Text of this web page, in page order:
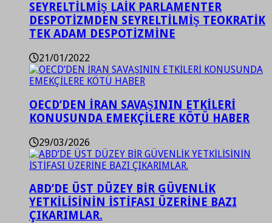
SEYRELTİLMİŞ LAİK PARLAMENTER
DESPOTİZMDEN SEYRELTİLMİŞ TEOKRATİK
TEK ADAM DESPOTİZMİNE
21/01/2022
OECD’DEN İRAN SAVAŞININ ETKİLERİ
KONUSUNDA EMEKÇİLERE KÖTÜ HABER
29/03/2026
ABD’DE ÜST DÜZEY BİR GÜVENLİK
YETKİLİSİNİN İSTİFASI ÜZERİNE BAZI
ÇIKARIMLAR.